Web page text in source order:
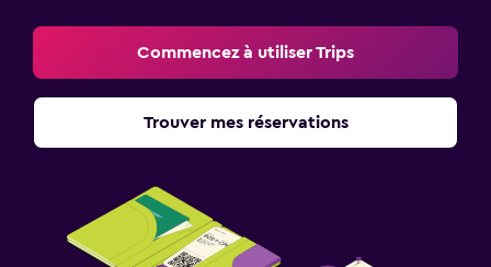
Commencez à utiliser Trips
Trouver mes réservations